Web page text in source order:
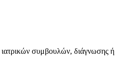
ιατρικών συμβουλών, διάγνωσης ή